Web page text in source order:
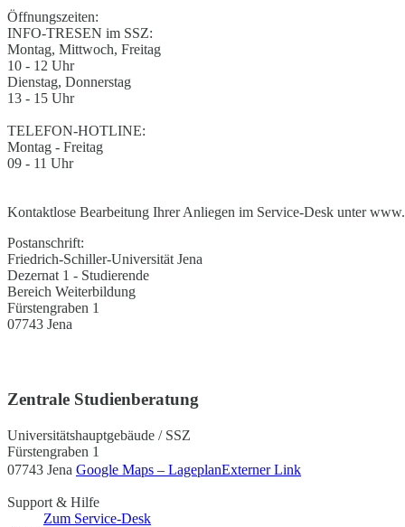
Öffnungszeiten:
INFO-TRESEN im SSZ:
Montag, Mittwoch, Freitag
10 - 12 Uhr
Dienstag, Donnerstag
13 - 15 Uhr
TELEFON-HOTLINE:
Montag - Freitag
09 - 11 Uhr
Kontaktlose Bearbeitung Ihrer Anliegen im Service-Desk unter
Postanschrift:
Friedrich-Schiller-Universität Jena
Dezernat 1 - Studierende
Bereich Weiterbildung
Fürstengraben 1
07743 Jena
Zentrale Studienberatung
Universitätshauptgebäude / SSZ
Fürstengraben 1
07743 Jena Google Maps – LageplanExterner Link
Support & Hilfe
Zum Service-Desk